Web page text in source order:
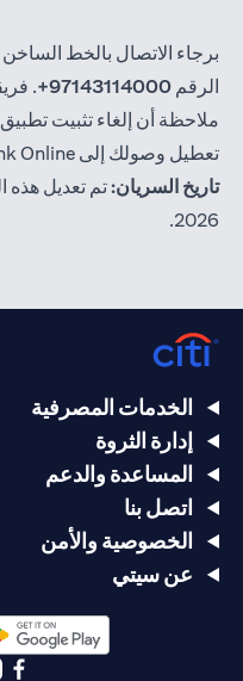
الرقم 97143114000+
ملاحظة أن إلغاء تثبيت تطبيق
تعطيل وصولك إلى Citibank Online.
تاريخ السريان:
2026.
الخدمات المصرفية
إدارة الثروة
المساعدة والدعم
اتصل بنا
الخصوصية والأمن
عن سيتي